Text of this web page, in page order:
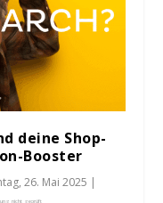
deine Shop-
Booster
26. Mai 2025 |